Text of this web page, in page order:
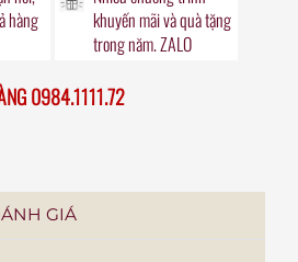
hàng
khuyến mãivà quà tặng
trong năm. ZALO
0984.1111.72
GIÁ